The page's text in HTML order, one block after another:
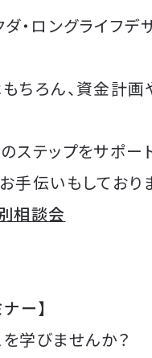
・ロングライフ
ちろん、資金計
ステップをサポー
手伝いもしており
相談会
ー】
学びませんか？